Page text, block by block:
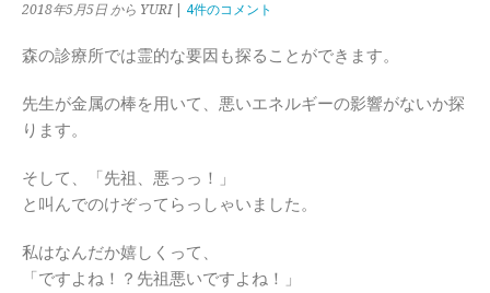
2018年5月5日 から YURI| 4件のコメント
森の診療所では霊的な要因も探ることができます。
先生が金属の棒を用いて、悪いエネルギーの影響がないか探
ります。
そして、「先祖、悪っっ！」
と叫んでのけぞってらっしゃいました。
私はなんだか嬉しくって、
「ですよね！？先祖悪いですよね！」